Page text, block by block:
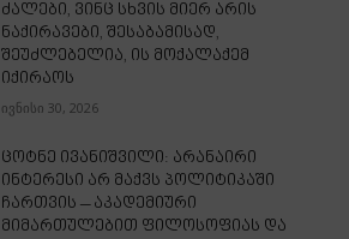
ძალები, ვინც სხვის მიერ არის
ნაქირავები, შესაბამისად,
შეუძლებელია, ის მოქალაქემ
იქირაოს
ივნისი 30, 2026
ცოტნე ივანიშვილი: არანაირი
ინტერესი არ მაქვს პოლიტიკაში
ჩართვის – აკადემიური
მიმართულებით ფილოსოფიას და